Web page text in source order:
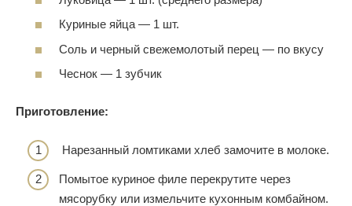
Куриные яйца — 1 шт.
Соль и черный свежемолотый перец — по вкусу
Чеснок — 1 зубчик
Приготовление:
Нарезанный ломтиками хлеб замочите в молоке.
Помытое куриное филе перекрутите через
мясорубку или измельчите кухонным комбайном.